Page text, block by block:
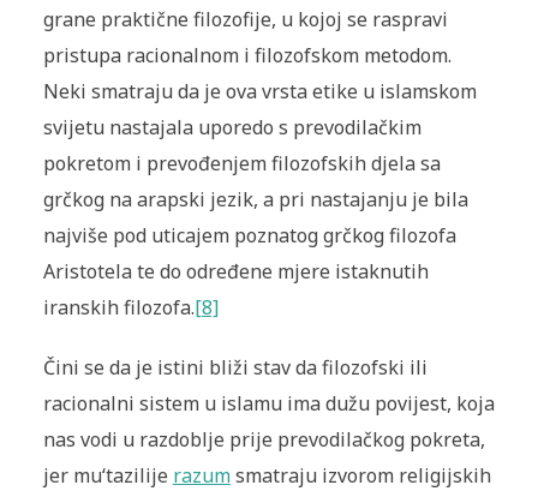
grane praktične filozofije, u kojoj se raspravi
pristupa racionalnom i filozofskom metodom.
Neki smatraju da je ova vrsta etike u islamskom
svijetu nastajala uporedo s prevodilačkim
pokretom i prevođenjem filozofskih djela sa
grčkog na arapski jezik, a pri nastajanju je bila
najviše pod uticajem poznatog grčkog filozofa
Aristotela te do određene mjere istaknutih
iranskih filozofa.[8]
Čini se da je istini bliži stav da filozofski ili
racionalni sistem u islamu ima dužu povijest, koja
nas vodi u razdoblje prije prevodilačkog pokreta,
jer mu‘tazilije razumsmatraju izvorom religijskih